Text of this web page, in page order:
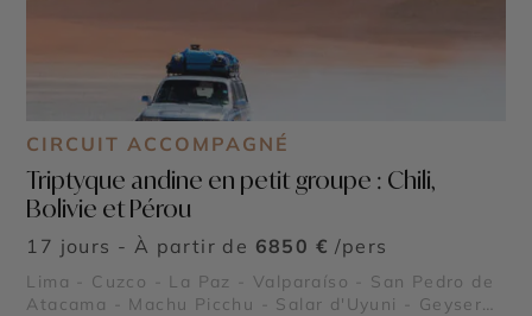
CIRCUIT ACCOMPAGNÉ
Triptyque andine en petit groupe : Chili,
Bolivie et Pérou
17 jours - À partir de 6850 € /pers
Lima - Cuzco - La Paz - Valparaíso - San Pedro de
Atacama - Machu Picchu - Salar d'Uyuni - Geysers